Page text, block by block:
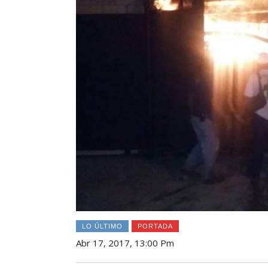
LO ÚLTIMO PORTADA
Abr 17, 2017, 13:00 Pm